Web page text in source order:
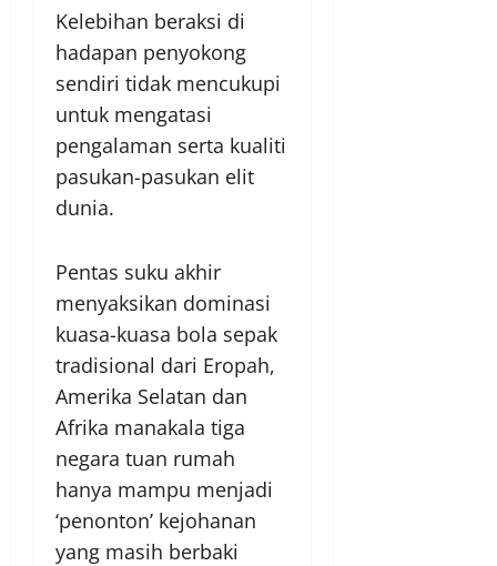
Kelebihan beraksi di
hadapan penyokong
sendiri tidak mencukupi
untuk mengatasi
pengalaman serta kualiti
pasukan-pasukan elit
dunia.
Pentas suku akhir
menyaksikan dominasi
kuasa-kuasa bola sepak
tradisional dari Eropah,
Amerika Selatan dan
Afrika manakala tiga
negara tuan rumah
hanya mampu menjadi
‘penonton’ kejohanan
yang masih berbaki